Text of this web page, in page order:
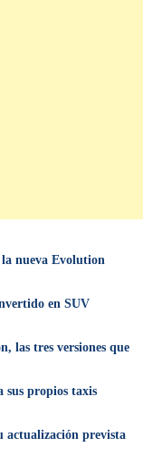
nueva Evolution
en SUV
las tres versiones que
sus propios taxis
actualización prevista